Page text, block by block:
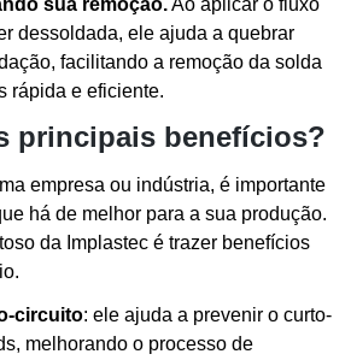
sua remoção.Ao aplicar o fluxo
dessoldada, ele ajuda a quebrar
facilitando a remoção da solda
rápida e eficiente.
principais benefícios?
empresa ou indústria, é importante
há de melhor para a sua produção.
da Implastec é trazer benefícios
circuito: ele ajuda a prevenir o curto-
melhorando o processo de